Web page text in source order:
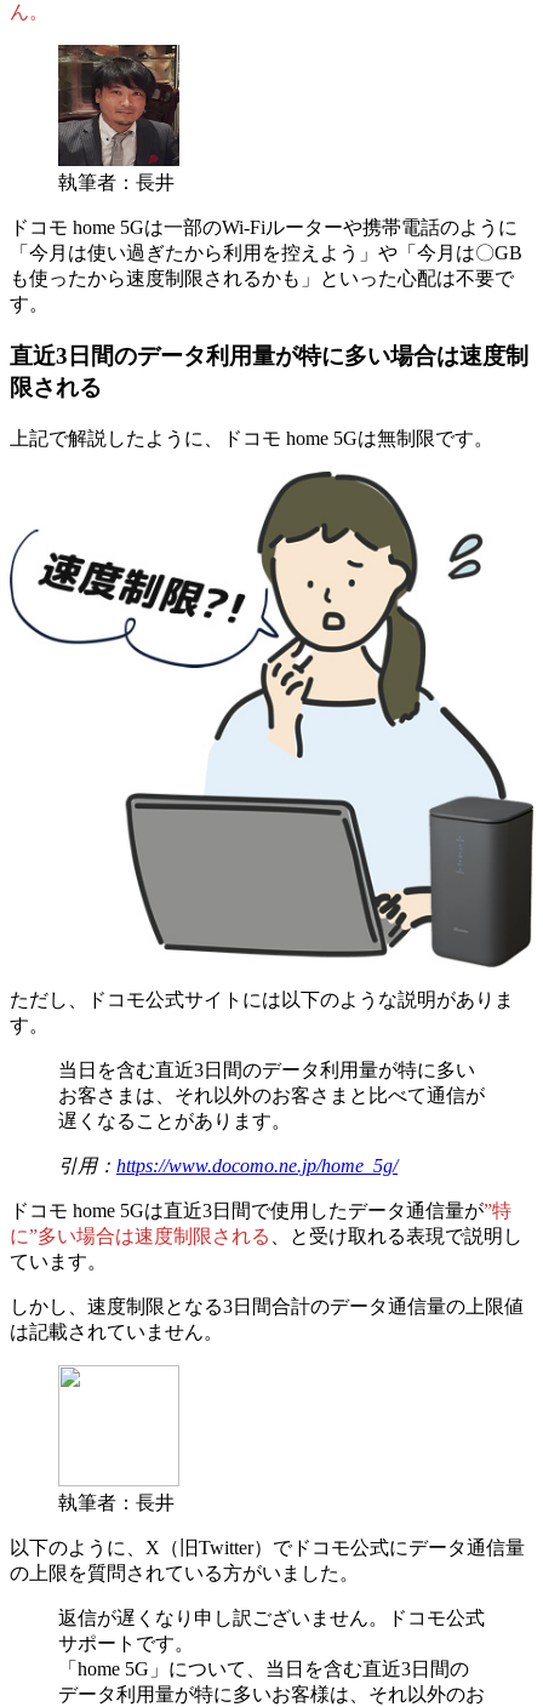
ん。
執筆者：長井
ドコモ home 5Gは一部のWi-Fiルーターや携帯電話のように
「今月は使い過ぎたから利用を控えよう」や「今月は〇GB
も使ったから速度制限されるかも」といった心配は不要で
す。
直近3日間のデータ利用量が特に多い場合は速度制
限される
上記で解説したように、 ドコモ home 5Gは無制限です。
ただし、ドコモ公式サイトには以下のような説明がありま
す。
当日を含む直近3日間のデータ利用量が特に多い
お客さま は、それ以外のお客さまと比べて通信が
遅くなることがあります。
引用： https://www.docomo.ne.jp/home_5g/
ドコモ home 5Gは直近3日間で使用したデータ通信量が”特
に”多い場合は速度制限される
、と受け取れる表現で説明し
ています。
しかし、速度制限となる3日間合計のデータ通信量の上限値
は記載されていません。
執筆者：長井
以下のように、X（旧Twitter）でドコモ公式にデータ通信量
の上限を質問されている方がいました。
返信が遅くなり申し訳ございません。ドコモ公式
サポートです。
「home 5G」について、当日を含む直近3日間の
データ利用量が特に多いお客様は、それ以外のお